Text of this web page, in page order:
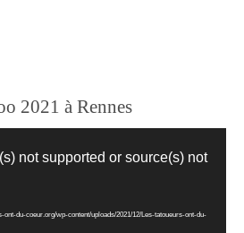
2021 à Rennes
not supported or source(s) not
du-coeur.org/wp-content/uploads/2021/12/Les-tatoueurs-ont-du-